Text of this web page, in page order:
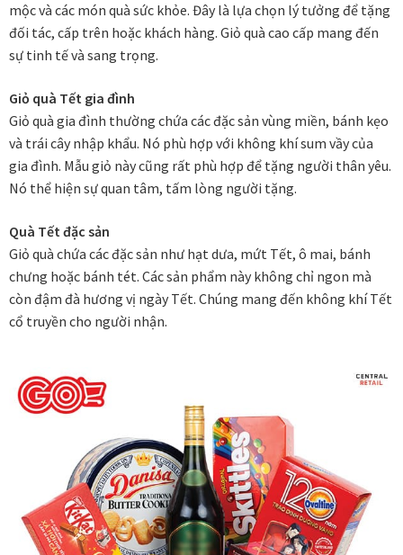
Trống Đồng Collection
Viên Dung Collection
Vũ khúc thiên nga Collection
Wheels of Time
Các dòng giấy in Giclee
Catalogue
Câu hỏi thường gặp khi mua tranh tại Mia Home
Dây treo Tết Bính Ngọ 2026
Đóng khung tranh theo yêu cầu
Đóng khung tranh thảm Dubai
mộc và các món quà sức khỏe. Đây là lựa chọn lý tưởng để tặng
đối tác, cấp trên hoặc khách hàng. Giỏ quà cao cấp mang đến
sự tinh tế và sang trọng.
Giỏ quà Tết gia đình
Giỏ quà gia đình thường chứa các đặc sản vùng miền, bánh kẹo
và trái cây nhập khẩu. Nó phù hợp với không khí sum vầy của
gia đình. Mẫu giỏ này cũng rất phù hợp để tặng người thân yêu.
Nó thể hiện sự quan tâm, tấm lòng người tặng.
Quà Tết đặc sản
Giỏ quà chứa các đặc sản như hạt dưa, mứt Tết, ô mai, bánh
chưng hoặc bánh tét. Các sản phẩm này không chỉ ngon mà
còn đậm đà hương vị ngày Tết. Chúng mang đến không khí Tết
cổ truyền cho người nhận.